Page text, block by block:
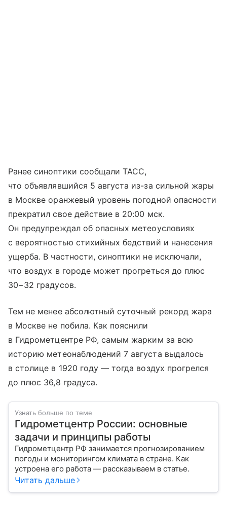
Ранее синоптики сообщали ТАСС,
что объявлявшийся 5 августа из-за сильной жары
в Москве оранжевый уровень погодной опасности
прекратил свое действие в 20:00 мск.
Он предупреждал об опасных метеоусловиях
с вероятностью стихийных бедствий и нанесения
ущерба. В частности, синоптики не исключали,
что воздух в городе может прогреться до плюс
30−32 градусов.
Тем не менее абсолютный суточный рекорд жара
в Москве не побила. Как пояснили
в Гидрометцентре РФ, самым жарким за всю
историю метеонаблюдений 7 августа выдалось
в столице в 1920 году — тогда воздух прогрелся
до плюс 36,8 градуса.
Узнать больше по теме
Гидрометцентр России: основные
задачи и принципы работы
Гидрометцентр РФ занимается прогнозированием
погоды и мониторингом климата в стране. Как
устроена его работа — рассказываем в статье.
Читать дальше